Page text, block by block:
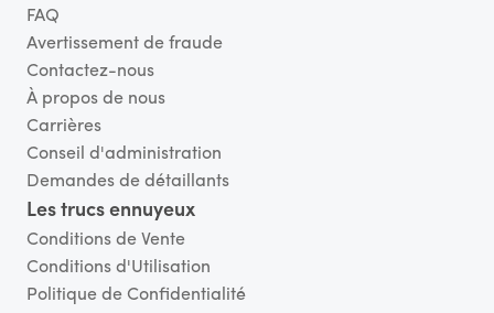
FAQ
Avertissement de fraude
Contactez-nous
À propos de nous
Carrières
Conseil d'administration
Demandes de détaillants
Les trucs ennuyeux
Conditions de Vente
Conditions d'Utilisation
Politique de Confidentialité